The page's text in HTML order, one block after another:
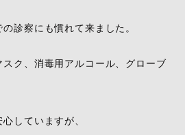
診察にも慣れて来ました。
ク、消毒用アルコール、グローブ
していますが、